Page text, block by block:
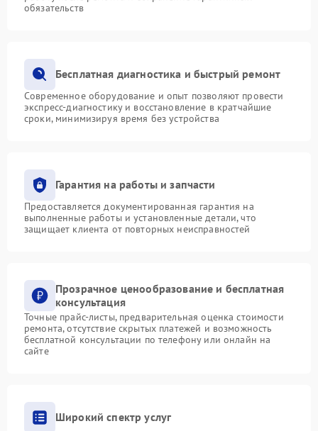
обязательств
Бесплатная диагностика и быстрый ремонт
Современное оборудование и опыт позволяют провести
экспресс-диагностику и восстановление в кратчайшие
сроки, минимизируя время без устройства
Гарантия на работы и запчасти
Предоставляется документированная гарантия на
выполненные работы и установленные детали, что
защищает клиента от повторных неисправностей
Прозрачное ценообразование и бесплатная
консультация
Точные прайс-листы, предварительная оценка стоимости
ремонта, отсутствие скрытых платежей и возможность
бесплатной консультации по телефону или онлайн на
сайте
Широкий спектр услуг